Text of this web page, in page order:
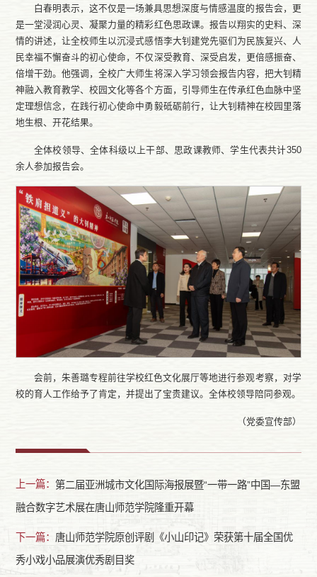
白春明表示，这不仅是一场兼具思想深度与情感温度的报告会，更
是一堂浸润心灵、凝聚力量的精彩红色思政课。报告以翔实的史料、深
情的讲述，让全校师生以沉浸式感悟李大钊建党先驱们为民族复兴、人
民幸福不懈奋斗的初心使命，不仅深受教育、深受启发，更倍感振奋、
倍增干劲。他强调，全校广大师生将深入学习领会报告内容，把大钊精
神融入教育教学、校园文化等各个方面，引导师生在传承红色血脉中坚
定理想信念，在践行初心使命中勇毅砥砺前行，让大钊精神在校园里落
地生根、开花结果。
全体校领导、全体科级以上干部、思政课教师、学生代表共计350
余人参加报告会。
会前，朱善璐专程前往学校红色文化展厅等地进行参观考察，对学
校的育人工作给予了肯定，并提出了宝贵建议。全体校领导陪同参观。
（党委宣传部）
上一篇： 第二届亚洲城市文化国际海报展暨“一带一路”中国—东盟
融合数字艺术展在唐山师范学院隆重开幕
下一篇： 唐山师范学院原创评剧《小山印记》荣获第十届全国优
秀小戏小品展演优秀剧目奖